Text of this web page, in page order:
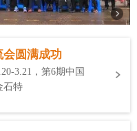
会圆满成功
3.21，第6期中国
石特